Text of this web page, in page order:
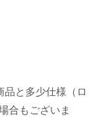
と多少仕様（ロ
合もございま